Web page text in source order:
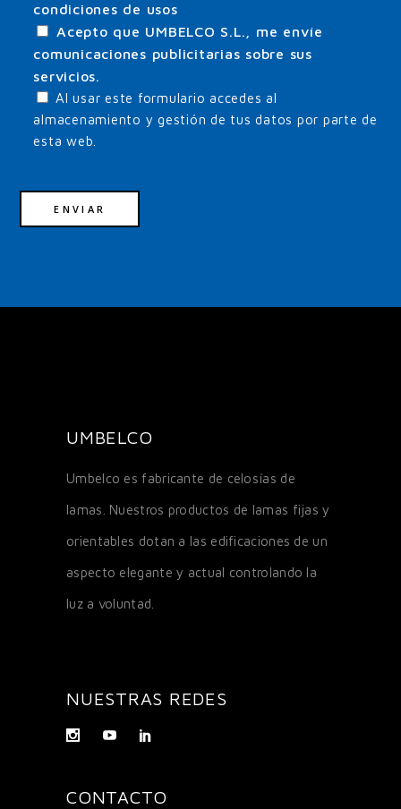
condiciones de usos
Acepto que UMBELCO S.L., me envíe
comunicaciones publicitarias sobre sus
servicios.
Al usar este formulario accedes al
almacenamiento y gestión de tus datos por parte de
esta web.
UMBELCO
Umbelco es fabricante de celosías de
lamas. Nuestros productos de lamas fijas y
orientables dotan a las edificaciones de un
aspecto elegante y actual controlando la
luz a voluntad.
NUESTRAS REDES
CONTACTO